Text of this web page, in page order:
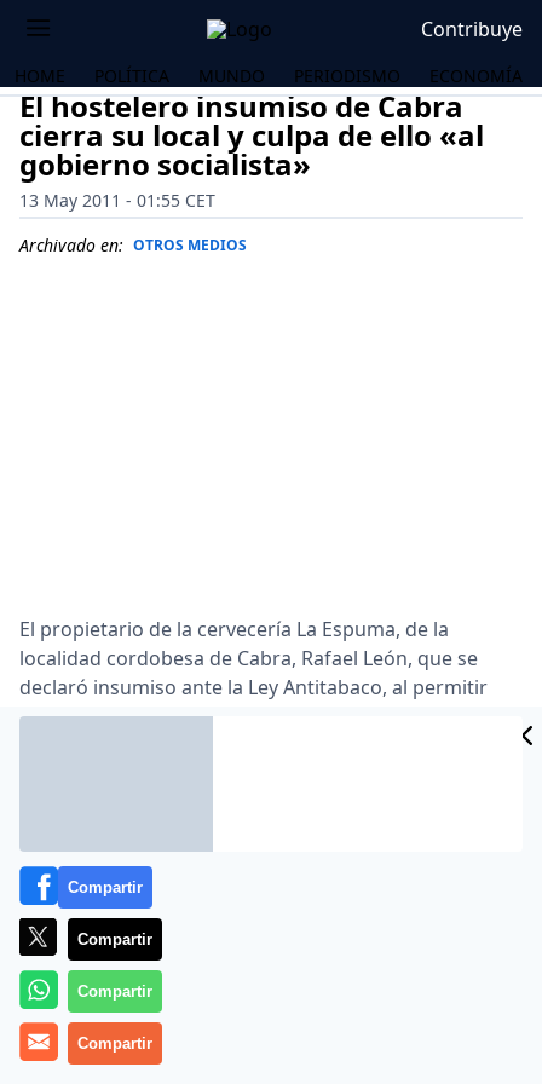
Contribuye
HOME POLÍTICA MUNDO PERIODISMO ECONOMÍA
El hostelero insumiso de Cabra
cierra su local y culpa de ello «al
gobierno socialista»
13 May 2011 - 01:55 CET
Archivado en: OTROS MEDIOS
El propietario de la cervecería La Espuma, de la
localidad cordobesa de Cabra, Rafael León, que se
declaró insumiso ante la Ley Antitabaco, al permitir
fumar en su establecimiento, ha decidido cerrar
hostelero» …
Lea el artículo completo en
Compartir
Compartir
Compartir
Compartir